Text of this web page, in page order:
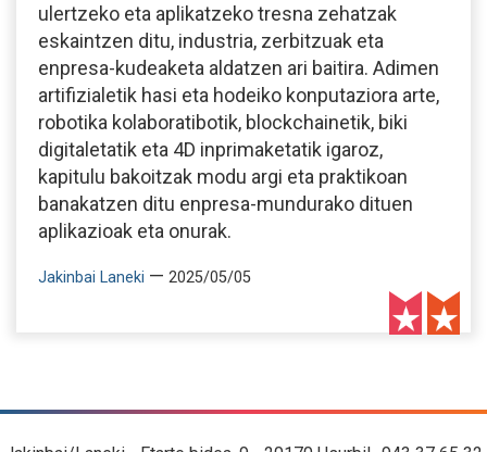
ulertzeko eta aplikatzeko tresna zehatzak
eskaintzen ditu, industria, zerbitzuak eta
enpresa-kudeaketa aldatzen ari baitira. Adimen
artifizialetik hasi eta hodeiko konputaziora arte,
robotika kolaboratibotik, blockchainetik, biki
digitaletatik eta 4D inprimaketatik igaroz,
kapitulu bakoitzak modu argi eta praktikoan
banakatzen ditu enpresa-mundurako dituen
aplikazioak eta onurak.
Jakinbai Laneki — 2025/05/05